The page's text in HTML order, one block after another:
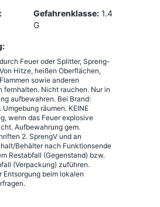
Gefahrenklasse: 1.4
G
Feuer oder Splitter, Spreng-
Hitze, heißen Oberflächen,
sowie anderen
fernhalten. Nicht rauchen. Nur in
aufbewahren. Bei Brand:
Umgebung räumen. KEINE
wenn das Feuer explosive
Aufbewahrung gem.
2. SprengV und an
Behälter nach Funktionsende
Restabfall (Gegenstand) bzw.
(Verpackung) zuführen.
Entsorgung beim lokalen